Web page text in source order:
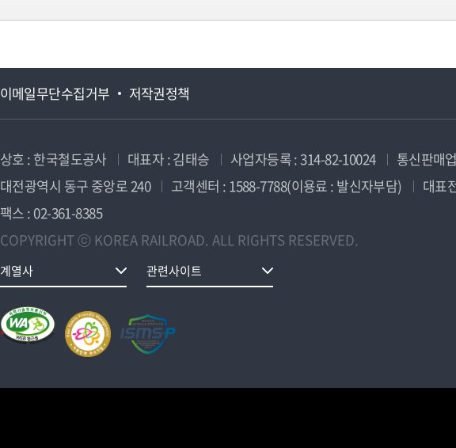
이메일무단수집거부 저작권정책
상호 : 한국철도공사 대표자 : 김태승 사업자등록 : 314-82-10024
통신판매
대전광역시 동구 중앙로 240
고객센터 : 1588-7788(이용료 : 발신자부담)
대표
팩스 : 02-361-8385
COPYRIGHT ⓒ KOREA RAILROAD. ALL RIGHTS RESERVED.
계열사 관련사이트